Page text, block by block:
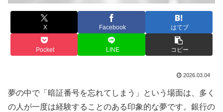
X Facebook はてブ
Pocket LINE コピー
2026.03.04
夢の中で「暗証番号を忘れてしまう」という場面は、多く
の人が一度は経験することのある印象的な夢です。銀行の